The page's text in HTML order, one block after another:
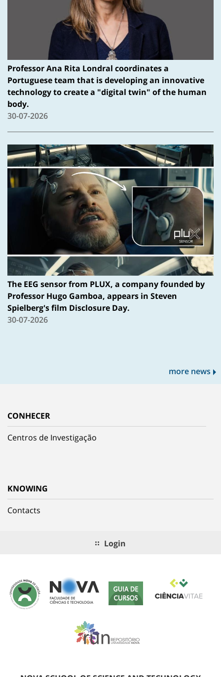
Professor Ana Rita Londral coordinates a
Portuguese team that is developing an innovative
technology to create a "digital twin" of the human
body.
30-07-2026
The EEG sensor from PLUX, a company founded by
Professor Hugo Gamboa, appears in Steven
Spielberg's film Disclosure Day.
30-07-2026
more news
CONHECER
Centros de Investigação
KNOWING
Contacts
Login